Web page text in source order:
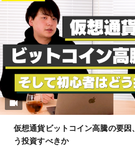
仮想通貨ビットコイン高騰の要因
う投資すべきか